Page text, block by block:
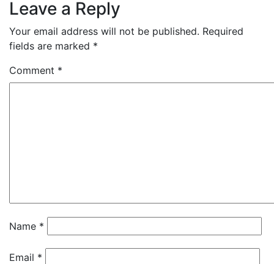
Leave a Reply
Your email address will not be published. Required
fields are marked *
Comment *
Name *
Email *